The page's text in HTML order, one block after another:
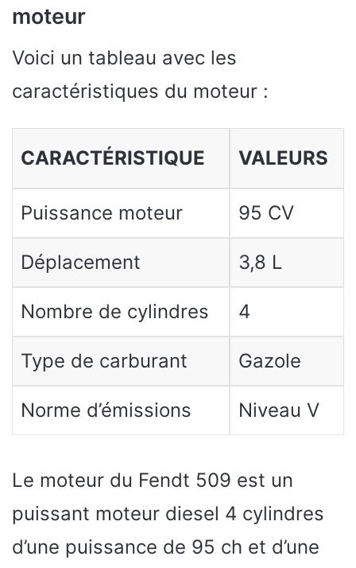
moteur
Voici un tableau avec les
caractéristiques du moteur :
CARACTÉRISTIQUE VALEURS
Puissance moteur 95 CV
Déplacement 3,8 L
Nombre de cylindres 4
Type de carburant Gazole
Norme d’émissions Niveau V
Le moteur du Fendt 509 est un
puissant moteur diesel 4 cylindres
d’une puissance de 95 ch et d’une